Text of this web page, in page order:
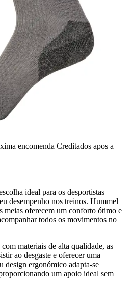
encomenda Creditados apos a
ideal para os desportistas
desempenho nos treinos. Hummel
meias oferecem um conforto ótimo e
todos os movimentos no
materiais de alta qualidade, as
ao desgaste e oferecer uma
design ergonómico adapta-se
um apoio ideal sem